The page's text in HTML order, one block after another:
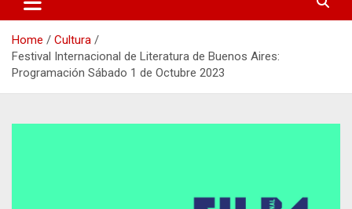
Home
Cultura
Festival Internacional de Literatura de Buenos Aires:
Programación Sábado 1 de Octubre 2023